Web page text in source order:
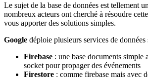
Le sujet de la base de données est tellement
nombreux acteurs ont cherché à résoudre
vous apporter des solutions simples.
Google déploie plusieurs services de données
Firebase : une base documents simple
socket pour propager des événements
Firestore : comme firebase mais avec